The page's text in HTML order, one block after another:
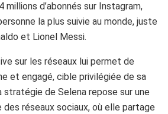
millions d’abonnés sur Instagram,
la plus suivie au monde, juste
et Lionel Messi.
sur les réseaux lui permet de
et engagé, cible privilégiée de sa
stratégie de Selena repose sur une
réseaux sociaux, où elle partage